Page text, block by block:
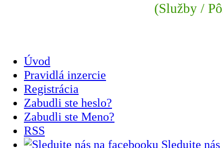
(Služby /
Úvod
Pravidlá inzercie
Registrácia
Zabudli ste heslo?
Zabudli ste Meno?
RSS
Sledujte